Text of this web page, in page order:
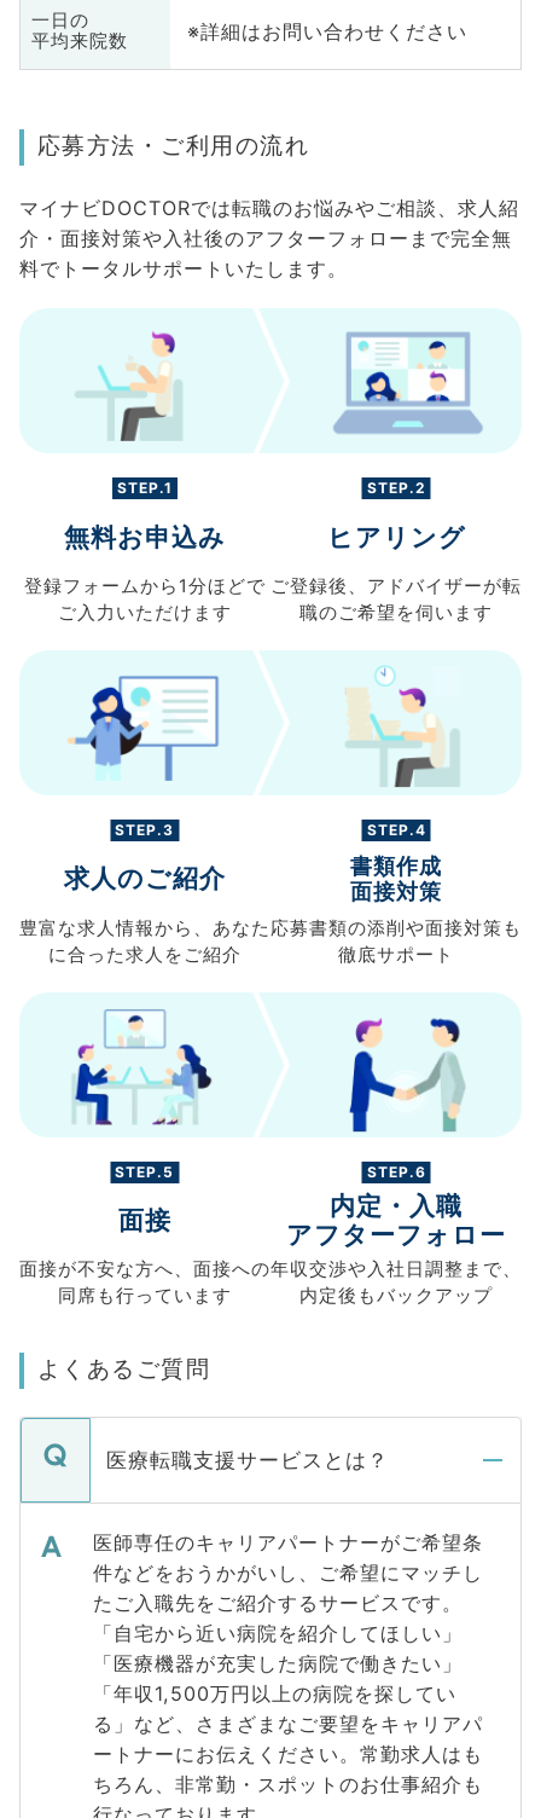
一日の
平均来院数
※詳細はお問い合わせください
応募方法・ご利用の流れ
マイナビDOCTORでは転職のお悩みやご相談、求人紹
介・面接対策や入社後のアフターフォローまで完全無
料でトータルサポートいたします。
STEP.1
無料お申込み
登録フォームから 1分ほどで
ご入力 いただけます
STEP.2
ヒアリング
ご登録後、 アドバイザーが転
職のご希望を伺います
STEP.3
求人のご紹介
豊富な求人情報から、 あなた
に合った求人を ご紹介
STEP.4
書類作成
面接対策
応募書類の添削や面接対策も
徹底サポート
STEP.5
面接
面接が不安な方へ、 面接への
同席も行っています
STEP.6
内定・入職
アフターフォロー
年収交渉や入社日調整まで、
内定後もバックアップ
よくあるご質問
医療転職支援サービスとは？
医師専任のキャリアパートナーがご希望条
件などをおうかがいし、ご希望にマッチし
たご入職先をご紹介するサービスです。
「自宅から近い病院を紹介してほしい」
「医療機器が充実した病院で働きたい」
「年収1,500万円以上の病院を探してい
る」など、さまざまなご要望をキャリアパ
ートナーにお伝えください。常勤求人はも
ちろん、非常勤・スポットのお仕事紹介も